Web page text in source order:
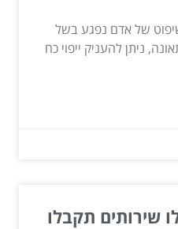
של אדם נפגע בשל
ניתן להעניק ייפוי כח
שירותים תקבלו